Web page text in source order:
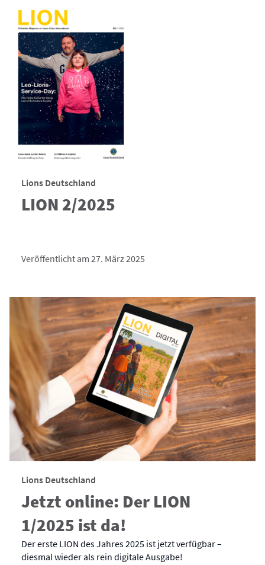
Lions Deutschland
LION 2/2025
Veröffentlicht am 27. März 2025
Lions Deutschland
Jetzt online: Der LION
1/2025 ist da!
Der erste LION des Jahres 2025 ist jetzt verfügbar –
diesmal wieder als rein digitale Ausgabe!